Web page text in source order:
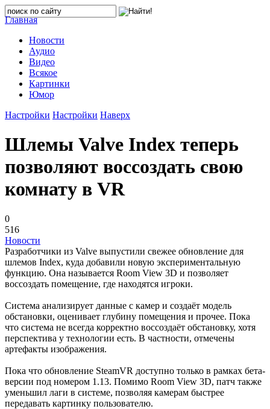
Главная
Новости
Аудио
Видео
Всякое
Картинки
Юмор
Настройки Настройки Наверх
Шлемы Valve Index теперь
позволяют воссоздать свою
комнату в VR
0
516
Новости
Разработчики из Valve выпустили свежее обновление для
шлемов Index, куда добавили новую экспериментальную
функцию. Она называется Room View 3D и позволяет
воссоздать помещение, где находятся игроки.
Система анализирует данные с камер и создаёт модель
обстановки, оценивает глубину помещения и прочее. Пока
что система не всегда корректно воссоздаёт обстановку, хотя
перспектива у технологии есть. В частности, отмечены
артефакты изображения.
Пока что обновление SteamVR доступно только в рамках бета-
версии под номером 1.13. Помимо Room View 3D, патч также
уменьшил лаги в системе, позволяя камерам быстрее
передавать картинку пользователю.